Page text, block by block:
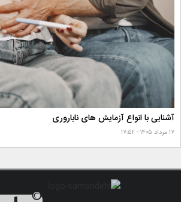
آشنایی با انواع آزمایش های ناباروری
۱۷ مرداد ۱۴۰۵ - ۱۷:۵۲